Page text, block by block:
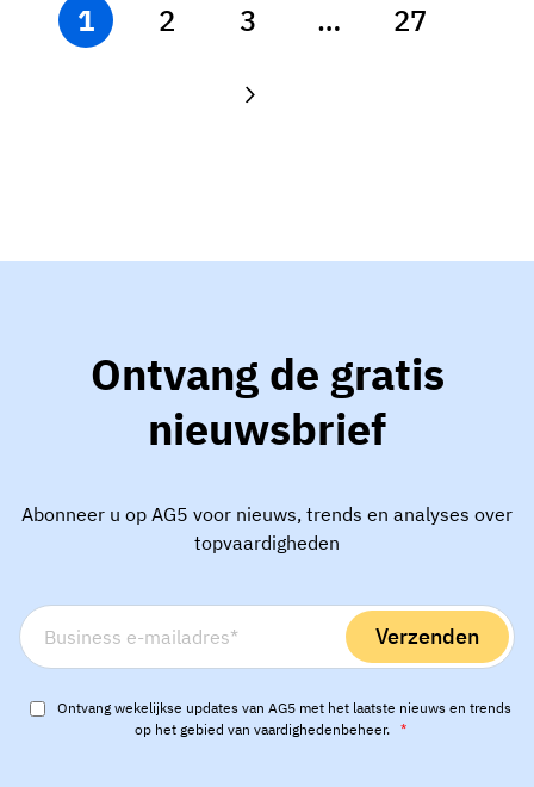
1 2 3 … 27
Ontvang de gratis
nieuwsbrief
Abonneer u op AG5 voor nieuws, trends en analyses over
topvaardigheden
Ontvang wekelijkse updates van AG5 met het laatste nieuws en trends
op het gebied van vaardighedenbeheer. *